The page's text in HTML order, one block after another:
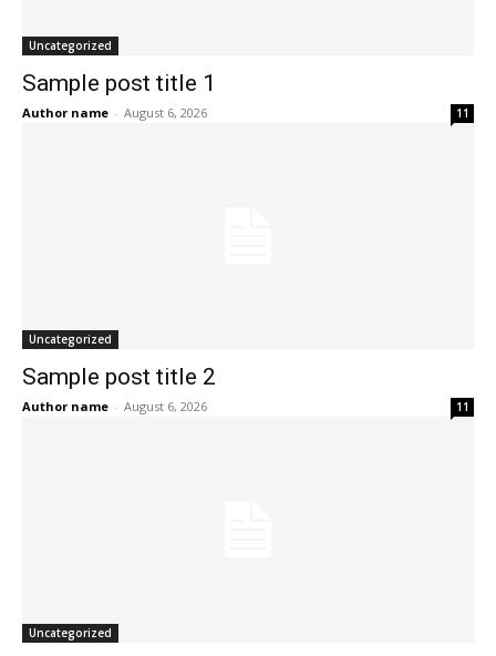
Uncategorized
Sample post title 1
Author name - August 6, 2026 11
Uncategorized
Sample post title 2
Author name - August 6, 2026 11
Uncategorized